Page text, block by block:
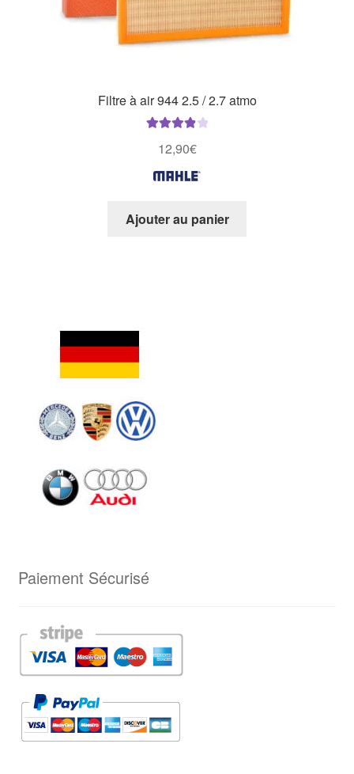
Filtre à air 944 2.5 / 2.7 atmo
sur 5
12,90€
Ajouter au panier
Paiement Sécurisé